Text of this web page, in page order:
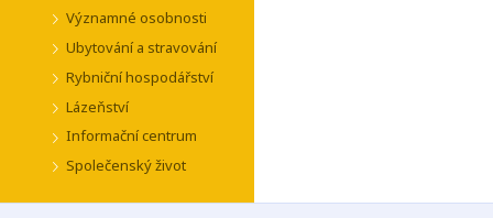
Významné osobnosti
Ubytování a stravování
Rybniční hospodářství
Lázeňství
Informační centrum
Společenský život